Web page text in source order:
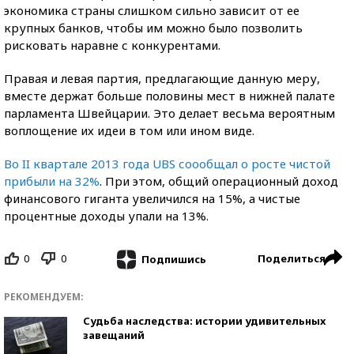
экономика страны слишком сильно зависит от ее
крупных банков, чтобы им можно было позволить
рисковать наравне с конкурентами.
Правая и левая партия, предлагающие данную меру,
вместе держат больше половины мест в нижней палате
парламента Швейцарии. Это делает весьма вероятным
воплощение их идеи в том или ином виде.
Во II квартале 2013 года UBS соообщал о росте чистой
прибыли на 32%. При этом, общий операционный доход
финансового гиганта увеличился на 15%, а чистые
процентные доходы упали на 13%.
0 0 Подпишись Поделиться
РЕКОМЕНДУЕМ:
Судьба наследства: истории удивительных
завещаний